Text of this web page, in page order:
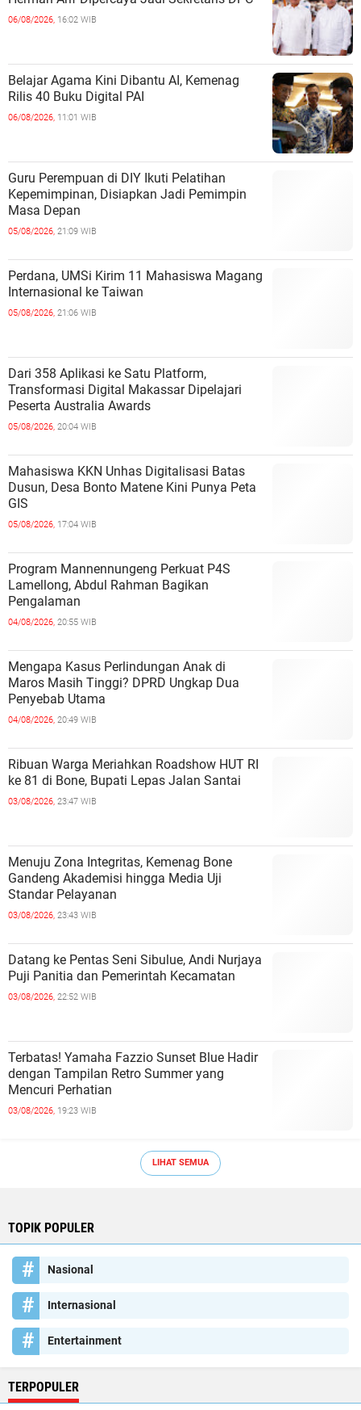
06/08/2026, 16:02 WIB
Belajar Agama Kini Dibantu AI, Kemenag
Rilis 40 Buku Digital PAI
06/08/2026, 11:01 WIB
Guru Perempuan di DIY Ikuti Pelatihan
Kepemimpinan, Disiapkan Jadi Pemimpin
Masa Depan
05/08/2026, 21:09 WIB
Perdana, UMSi Kirim 11 Mahasiswa Magang
Internasional ke Taiwan
05/08/2026, 21:06 WIB
Dari 358 Aplikasi ke Satu Platform,
Transformasi Digital Makassar Dipelajari
Peserta Australia Awards
05/08/2026, 20:04 WIB
Mahasiswa KKN Unhas Digitalisasi Batas
Dusun, Desa Bonto Matene Kini Punya Peta
GIS
05/08/2026, 17:04 WIB
Program Mannennungeng Perkuat P4S
Lamellong, Abdul Rahman Bagikan
Pengalaman
04/08/2026, 20:55 WIB
Mengapa Kasus Perlindungan Anak di
Maros Masih Tinggi? DPRD Ungkap Dua
Penyebab Utama
04/08/2026, 20:49 WIB
Ribuan Warga Meriahkan Roadshow HUT RI
ke 81 di Bone, Bupati Lepas Jalan Santai
03/08/2026, 23:47 WIB
Menuju Zona Integritas, Kemenag Bone
Gandeng Akademisi hingga Media Uji
Standar Pelayanan
03/08/2026, 23:43 WIB
Datang ke Pentas Seni Sibulue, Andi Nurjaya
Puji Panitia dan Pemerintah Kecamatan
03/08/2026, 22:52 WIB
Terbatas! Yamaha Fazzio Sunset Blue Hadir
dengan Tampilan Retro Summer yang
Mencuri Perhatian
03/08/2026, 19:23 WIB
LIHAT SEMUA
TOPIK POPULER
Nasional
Internasional
Entertainment
TERPOPULER